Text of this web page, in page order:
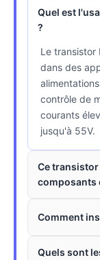
Quel est
?
Le transistor
dans des
contrôle de
courants
jusqu'à 55V.
Ce
composants
Comment
Quels sont